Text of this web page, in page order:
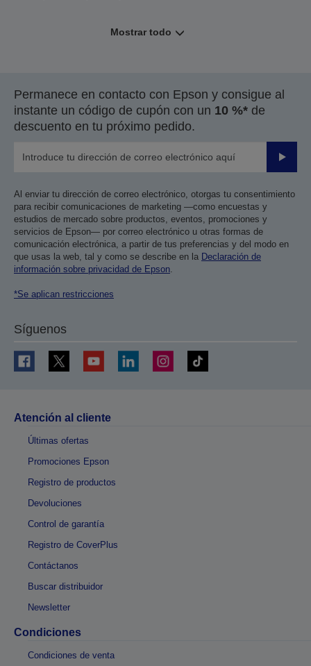
Mostrar todo
Permanece en contacto con Epson y consigue al
instante un código de cupón con un 10 %* de
descuento en tu próximo pedido.
Enviar
Al enviar tu dirección de correo electrónico, otorgas tu consentimiento
para recibir comunicaciones de marketing —como encuestas y
estudios de mercado sobre productos, eventos, promociones y
servicios de Epson— por correo electrónico u otras formas de
comunicación electrónica, a partir de tus preferencias y del modo en
que usas la web, tal y como se describe en la Declaración de
información sobre privacidad de Epson.
*Se aplican restricciones
Síguenos
Atención al cliente
Últimas ofertas
Promociones Epson
Registro de productos
Devoluciones
Control de garantía
Registro de CoverPlus
Contáctanos
Buscar distribuidor
Newsletter
Condiciones
Condiciones de venta